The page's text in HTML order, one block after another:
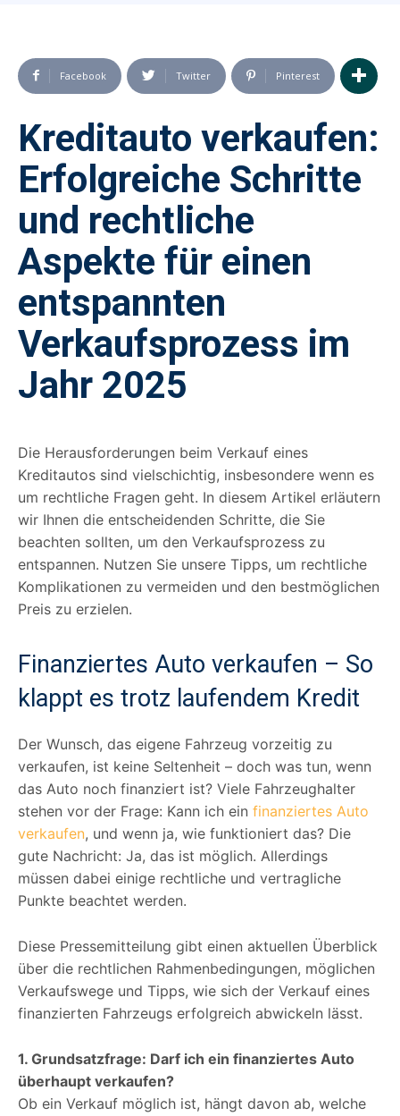
Facebook Twitter Pinterest
Kreditauto verkaufen:
Erfolgreiche Schritte
und rechtliche
Aspekte für einen
entspannten
Verkaufsprozess im
Jahr 2025
Die Herausforderungen beim Verkauf eines
Kreditautos sind vielschichtig, insbesondere wenn es
um rechtliche Fragen geht. In diesem Artikel erläutern
wir Ihnen die entscheidenden Schritte, die Sie
beachten sollten, um den Verkaufsprozess zu
entspannen. Nutzen Sie unsere Tipps, um rechtliche
Komplikationen zu vermeiden und den bestmöglichen
Preis zu erzielen.
Finanziertes Auto verkaufen – So
klappt es trotz laufendem Kredit
Der Wunsch, das eigene Fahrzeug vorzeitig zu
verkaufen, ist keine Seltenheit – doch was tun, wenn
das Auto noch finanziert ist? Viele Fahrzeughalter
stehen vor der Frage: Kann ich ein finanziertes Auto
verkaufen, und wenn ja, wie funktioniert das? Die
gute Nachricht: Ja, das ist möglich. Allerdings
müssen dabei einige rechtliche und vertragliche
Punkte beachtet werden.
Diese Pressemitteilung gibt einen aktuellen Überblick
über die rechtlichen Rahmenbedingungen, möglichen
Verkaufswege und Tipps, wie sich der Verkauf eines
finanzierten Fahrzeugs erfolgreich abwickeln lässt.
1. Grundsatzfrage: Darf ich ein finanziertes Auto
überhaupt verkaufen?
Ob ein Verkauf möglich ist, hängt davon ab, welche